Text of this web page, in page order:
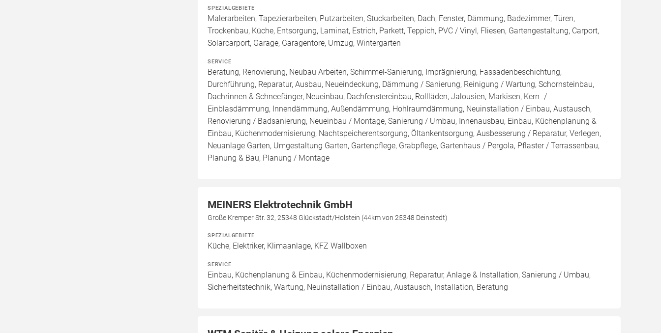
SPEZIALGEBIETE
Malerarbeiten, Tapezierarbeiten, Putzarbeiten, Stuckarbeiten, Dach, Fenster, Dämmung, Badezimmer, Türen,
Trockenbau, Küche, Entsorgung, Laminat, Estrich, Parkett, Teppich, PVC / Vinyl, Fliesen, Gartengestaltung, Carport,
Solarcarport, Garage, Garagentore, Umzug, Wintergarten
SERVICE
Beratung, Renovierung, Neubau Arbeiten, Schimmel-Sanierung, Imprägnierung, Fassadenbeschichtung,
Durchführung, Reparatur, Ausbau, Neueindeckung, Dämmung / Sanierung, Reinigung / Wartung, Schornsteinbau,
Dachrinnen & Schneefänger, Neueinbau, Dachfenstereinbau, Rollläden, Jalousien, Markisen, Kern- /
Einblasdämmung, Innendämmung, Außendämmung, Hohlraumdämmung, Neuinstallation / Einbau, Austausch,
Renovierung / Badsanierung, Neueinbau / Montage, Sanierung / Umbau, Innenausbau, Einbau, Küchenplanung &
Einbau, Küchenmodernisierung, Nachtspeicherentsorgung, Öltankentsorgung, Ausbesserung / Reparatur, Verlegen,
Neuanlage Garten, Umgestaltung Garten, Gartenpflege, Grabpflege, Gartenhaus / Pergola, Pflaster / Terrassenbau,
Planung & Bau, Planung / Montage
MEINERS Elektrotechnik GmbH
Große Kremper Str. 32, 25348 Glückstadt/Holstein (44km von 25348 Deinstedt)
SPEZIALGEBIETE
Küche, Elektriker, Klimaanlage, KFZ Wallboxen
SERVICE
Einbau, Küchenplanung & Einbau, Küchenmodernisierung, Reparatur, Anlage & Installation, Sanierung / Umbau,
Sicherheitstechnik, Wartung, Neuinstallation / Einbau, Austausch, Installation, Beratung